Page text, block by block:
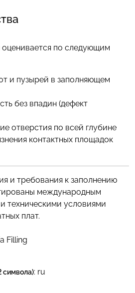
оценивается по следующим
и пузырей в заполняющем
без впадин (дефект
отверстия по всей глубине
контактных площадок
и требования к заполнению
международным
техническими условиями
плат.
Filling
символа): ru